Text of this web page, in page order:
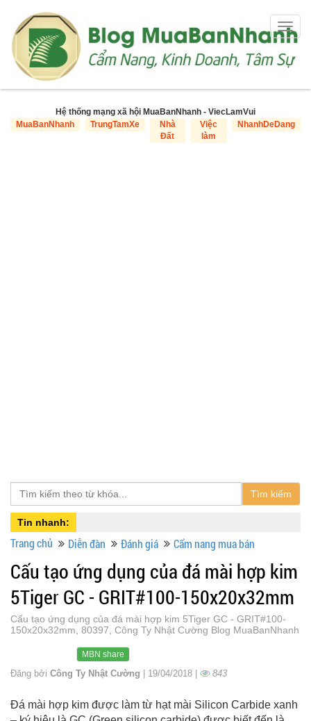
Hệ thống mạng xã hội MuaBanNhanh - ViecLamVui
MuaBanNhanh
TrungTamXe
Nhà
Đất
Việc
làm
NhanhDeDang
Tìm kiếm
Tin nhanh:
Trang chủ Diễn đàn Đánh giá Cẩm nang mua bán
Cấu tạo ứng dụng của đá mài hợp kim
5Tiger GC - GRIT#100-150x20x32mm
Cấu tạo ứng dụng của đá mài hợp kim 5Tiger GC - GRIT#100-
150x20x32mm, 80397, Công Ty Nhật Cường Blog MuaBanNhanh
MBN share
Đăng bởi Công Ty Nhật Cường | 19/04/2018 | 843
Đá mài hợp kim được làm từ hạt mài Silicon Carbide xanh